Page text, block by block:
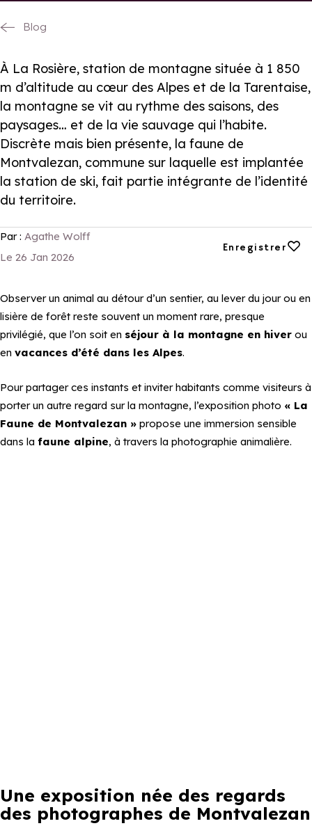
Blog
À La Rosière, station de montagne située à 1 850
m d’altitude au cœur des Alpes et de la Tarentaise,
la montagne se vit au rythme des saisons, des
paysages… et de la vie sauvage qui l’habite.
Discrète mais bien présente, la faune de
Montvalezan, commune sur laquelle est implantée
la station de ski, fait partie intégrante de l’identité
du territoire.
Par : Agathe Wolff
Le 26 Jan 2026
Enregistrer
Ajouter aux
Observer un animal au détour d’un sentier, au lever du jour ou en
lisière de forêt reste souvent un moment rare, presque
privilégié, que l’on soit en séjour à la montagne en hiver ou
en vacances d’été dans les Alpes.
Pour partager ces instants et inviter habitants comme visiteurs à
porter un autre regard sur la montagne, l’exposition photo « La
Faune de Montvalezan » propose une immersion sensible
dans la faune alpine, à travers la photographie animalière.
Une exposition née des regards
des photographes de Montvalezan